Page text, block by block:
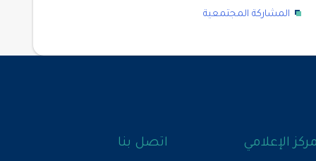
المشاركة المجتمعية
الإعلامي اتصل بنا